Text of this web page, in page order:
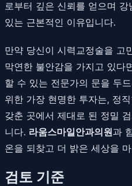
로부터 깊은 신뢰를 얻으며
있는 근본적인 이유입니다.
만약 당신이 시력교정술을 고
막연한 불안감을 가지고 있다
할 수 있는 전문가의 문을 두
위한 가장 현명한 투자는, 정
갖춘 곳에서 제대로 된 정밀
니다. 라움스마일안과의원과
온을 되찾고 더 밝은 세상을
검토 기준